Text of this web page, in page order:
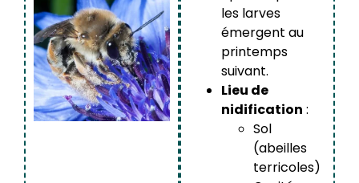
les larves
émergent au
printemps
suivant.
Lieu de
nidification :
Sol
(abeilles
terricoles)